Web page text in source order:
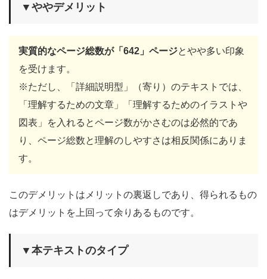
▼ややデメリット
実質的なページ総数が「642」ページとやや多い印象
を受けます。
※ただし、「詳細説明型」（寄り）のテキストでは、
「理解するための文章」「理解するためのイラストや
図表」を入れるとページ数がかさむのは必然的であ
り、ページ総数と理解のしやすさは相反関係にありま
す。
このデメリットはメリットの裏返しであり、得られるもの
はデメリットを上回って余りあるものです。
▼本テキストのタイプ